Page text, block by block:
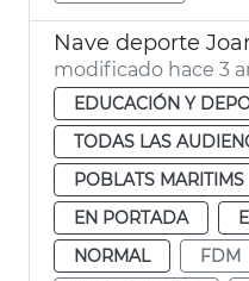
Nave deporte
modificado hace 3
EDUCACIÓN Y
TODAS LAS
POBLATS MARITIMS
EN PORTADA
NORMAL
FDM